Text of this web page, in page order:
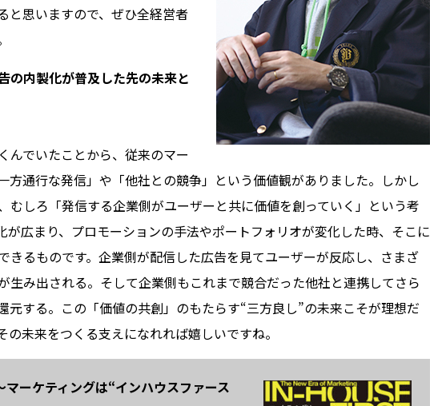
と思いますので、ぜひ全経営者
の内製化が普及した先の未来と
んでいたことから、従来のマー
方通行な発信」や「他社との競争」という価値観がありました。しかし
むしろ「発信する企業側がユーザーと共に価値を創っていく」という考
が広まり、プロモーションの手法やポートフォリオが変化した時、そこに
きるものです。企業側が配信した広告を見てユーザーが反応し、さまざ
生み出される。そして企業側もこれまで競合だった他社と連携してさら
元する。この「価値の共創」のもたらす“三方良し”の未来こそが理想だ
未来をつくる支えになれれば嬉しいですね。
マーケティングは“インハウスファース